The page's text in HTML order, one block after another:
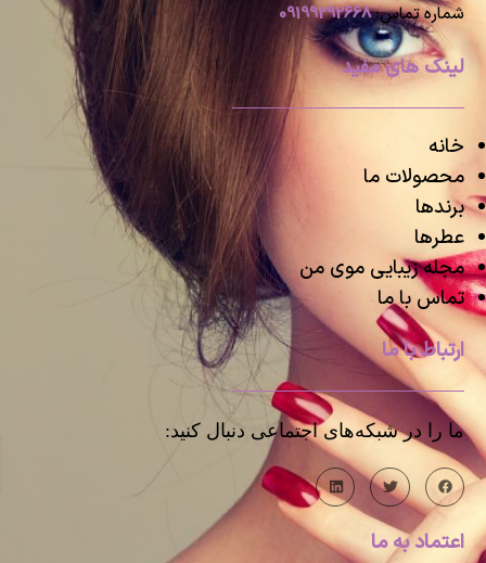
شماره تماس:09199292668
لینک های مفید
خانه
محصولات ما
برندها
عطرها
مجله زیبایی موی من
تماس با ما
ارتباط با ما
ما را در شبکه‌های اجتماعی دنبال کنید:
اعتماد به ما